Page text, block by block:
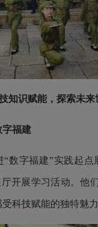
知识赋能，探索未来
字福建
“数字福建”实践起点
厅开展学习活动。他
科技赋能的独特魅力